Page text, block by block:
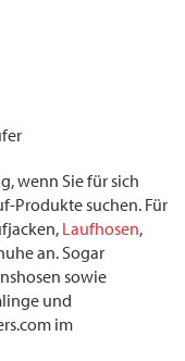
wenn Sie für sich
Produkte suchen. Für
Laufhosen,
an. Sogar
sowie
und
im